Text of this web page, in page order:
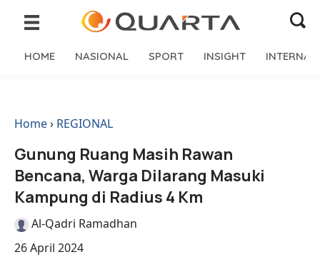
HOME NASIONAL SPORT INSIGHT
Home› REGIONAL
Gunung Ruang Masih Rawan
Bencana, Warga Dilarang Masuki
Kampung di Radius 4 Km
Al-Qadri Ramadhan
26 April 2024